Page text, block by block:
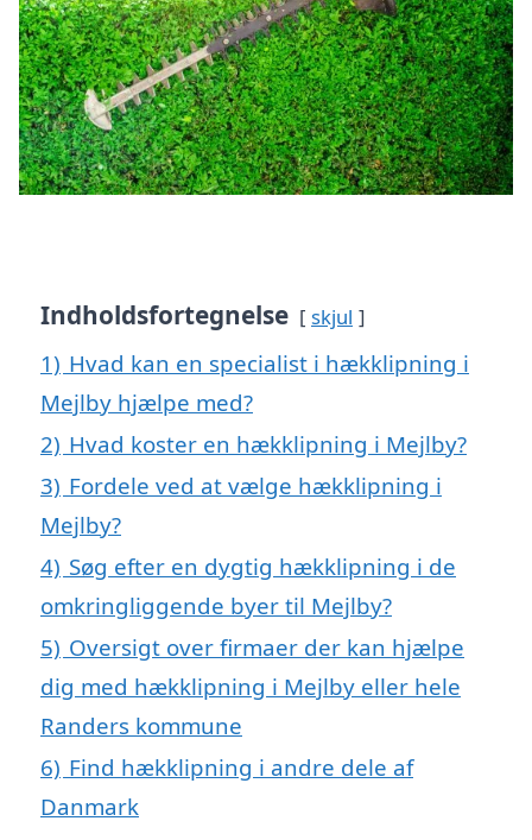
Indholdsfortegnelse skjul
1) Hvad kan en specialist i hækklipning i
Mejlby hjælpe med?
2) Hvad koster en hækklipning i Mejlby?
3) Fordele ved at vælge hækklipning i
Mejlby?
4) Søg efter en dygtig hækklipning i de
omkringliggende byer til Mejlby?
5) Oversigt over firmaer der kan hjælpe
dig med hækklipning i Mejlby eller hele
Randers kommune
6) Find hækklipning i andre dele af
Danmark